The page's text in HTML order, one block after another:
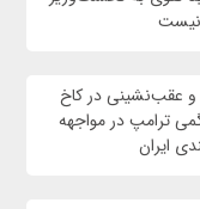
و عقب‌نشینی در کاخ
ترامپ در مواجهه
ایران